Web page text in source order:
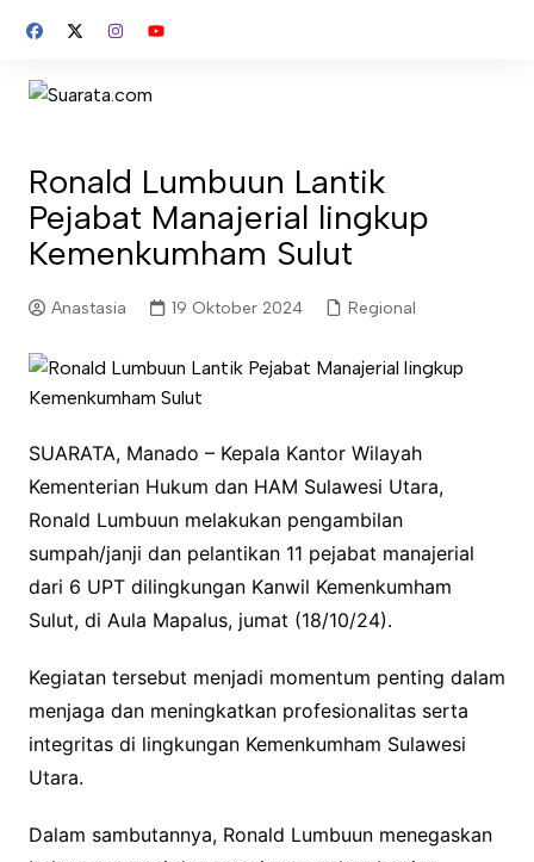
Ronald Lumbuun Lantik
Pejabat Manajerial lingkup
Kemenkumham Sulut
Anastasia 19 Oktober 2024 Regional
SUARATA, Manado – Kepala Kantor Wilayah
Kementerian Hukum dan HAM Sulawesi Utara,
Ronald Lumbuun melakukan pengambilan
sumpah/janji dan pelantikan 11 pejabat manajerial
dari 6 UPT dilingkungan Kanwil Kemenkumham
Sulut, di Aula Mapalus, jumat (18/10/24).
Kegiatan tersebut menjadi momentum penting dalam
menjaga dan meningkatkan profesionalitas serta
integritas di lingkungan Kemenkumham Sulawesi
Utara.
Dalam sambutannya, Ronald Lumbuun menegaskan